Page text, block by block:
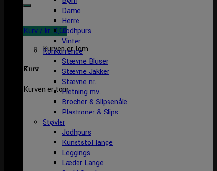
efter:
Kurv / kr. 0,00
Kurven er tom
Kurv
Kurven er tom
Dame
Herre
Jodhpurs
Vinter
Konkurrence
Stævne Bluser
Stævne Jakker
Stævne nr.
Fletning mv.
Brocher & Slipsenåle
Plastroner & Slips
Støvler
Jodhpurs
Kunststof lange
Leggings
Læder Lange